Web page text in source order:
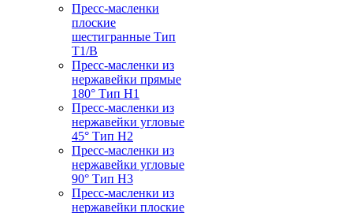
Пресс-масленки
плоские
шестигранные Тип
T1/B
Пресс-масленки из
нержавейки прямые
180° Тип H1
Пресс-масленки из
нержавейки угловые
45° Тип H2
Пресс-масленки из
нержавейки угловые
90° Тип H3
Пресс-масленки из
нержавейки плоские